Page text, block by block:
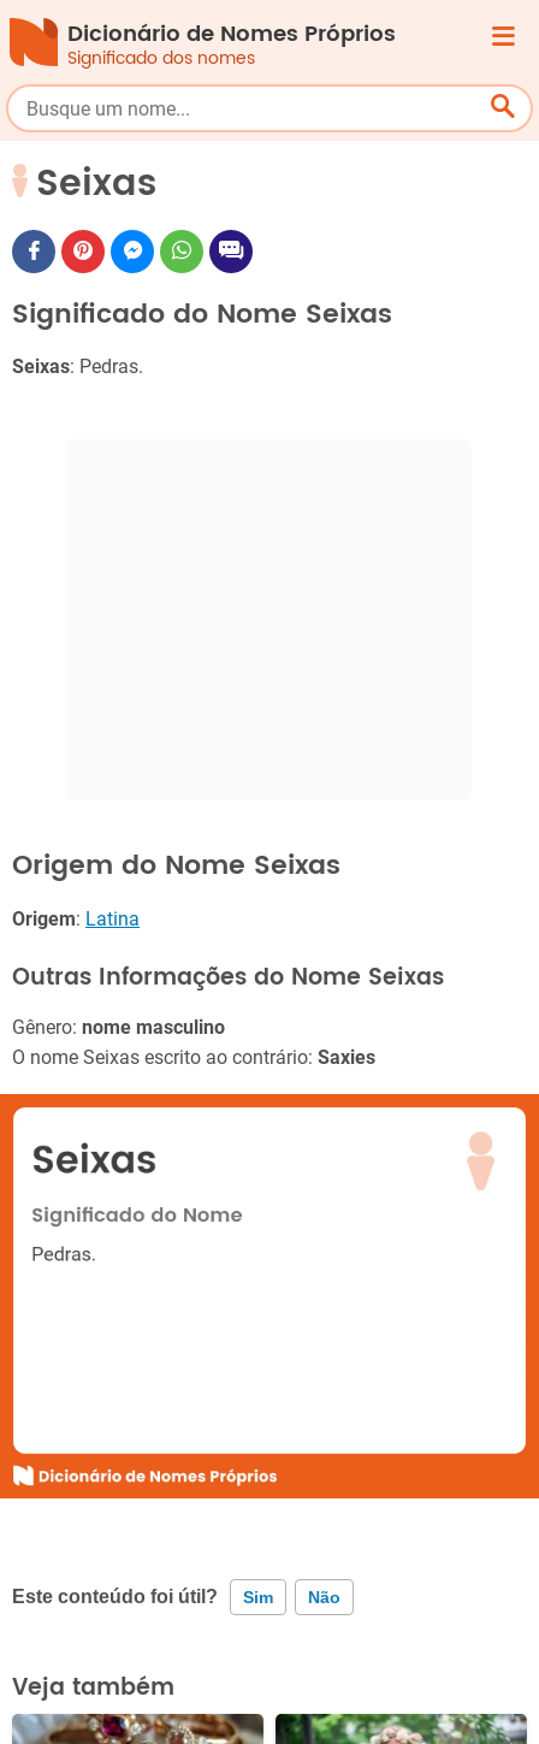
Dicionário de Nomes Próprios
Significado dos nomes
Seixas
Significado do Nome Seixas
Seixas: Pedras.
Origem do Nome Seixas
Origem: Latina
Outras Informações do Nome Seixas
Gênero: nome masculino
O nome Seixas escrito ao contrário: Saxies
Este conteúdo foi útil? Sim Não
Este conteúdo contém informação incorreta
Este conteúdo não tem a informação que procuro
Veja também